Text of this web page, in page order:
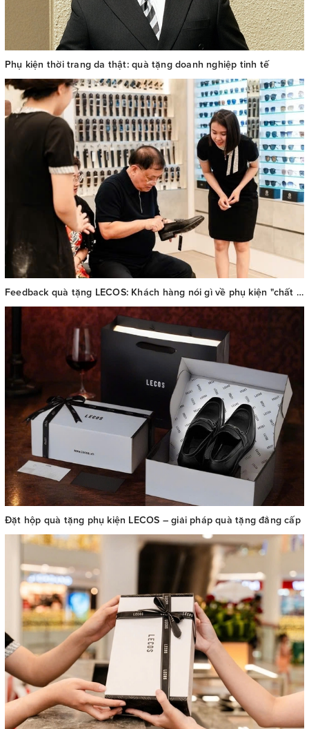
Phụ kiện thời trang da thật: quà tặng doanh nghiệp tinh tế
Feedback quà tặng LECOS: Khách hàng nói gì về phụ kiện "chất Pháp thượng lưu"?
Đặt hộp quà tặng phụ kiện LECOS – giải pháp quà tặng đẳng cấp